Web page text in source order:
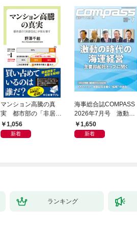
マンション高騰の真
実 都市部の「非居住
化」が街を壊す
1,056
新着
海事総合誌COMPASS
2026年7月号 激動の
時代の海運経営 主要
邦船社トップに聞く
1,650
新着
ランキング